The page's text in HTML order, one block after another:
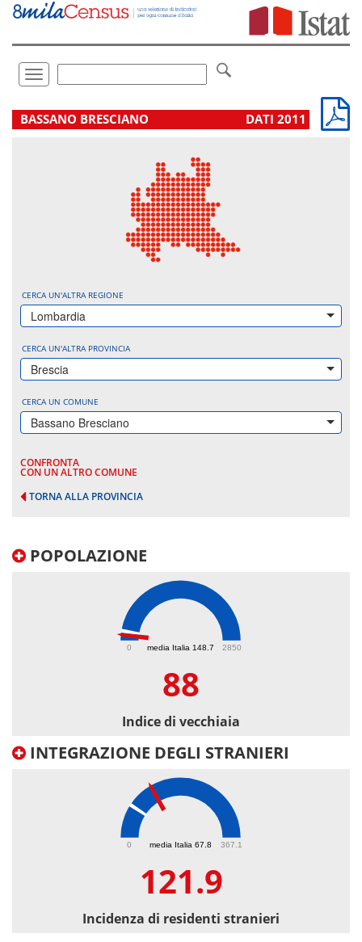
Vai
direttamente
Toggle
navigation
.
BASSANO BRESCIANO DATI 2011
CERCA UN'ALTRA REGIONE
Lombardia
CERCA UN'ALTRA PROVINCIA
Brescia
CERCA UN COMUNE
Bassano Bresciano
CONFRONTA
CON UN ALTRO COMUNE
TORNA ALLA PROVINCIA
POPOLAZIONE
media Italia 148.7
0 2850
88
Indice di vecchiaia
INTEGRAZIONE DEGLI STRANIERI
media Italia 67.8
0 367.1
121.9
Incidenza di residenti stranieri